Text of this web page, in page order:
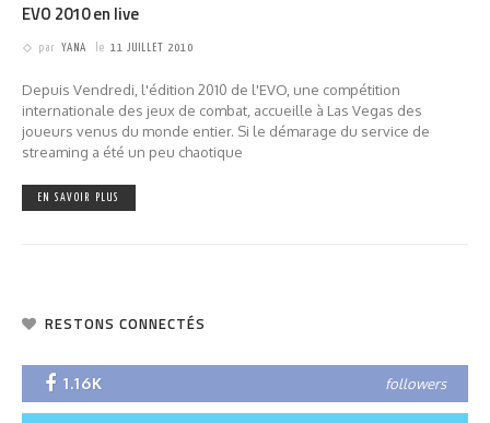
EVO 2010 en live
par YANA le 11 JUILLET 2010
Depuis Vendredi, l'édition 2010 de l'EVO, une compétition
internationale des jeux de combat, accueille à Las Vegas des
joueurs venus du monde entier. Si le démarage du service de
streaming a été un peu chaotique
EN SAVOIR PLUS
RESTONS CONNECTÉS
1.16K followers